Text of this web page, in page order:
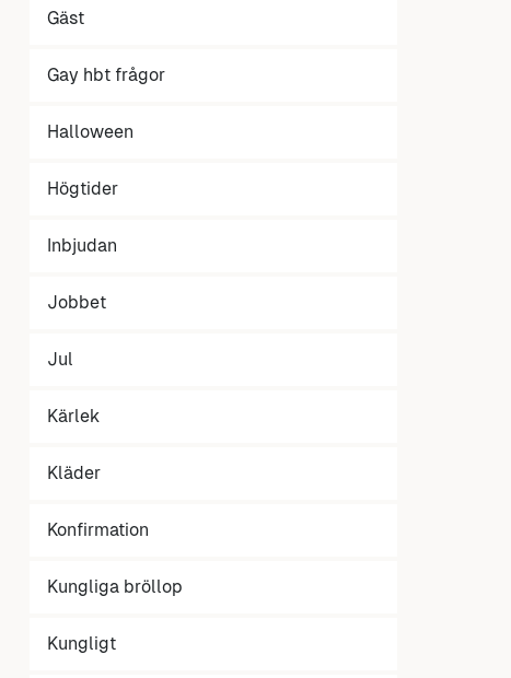
Gäst
Gay hbt frågor
Halloween
Högtider
Inbjudan
Jobbet
Jul
Kärlek
Kläder
Konfirmation
Kungliga bröllop
Kungligt